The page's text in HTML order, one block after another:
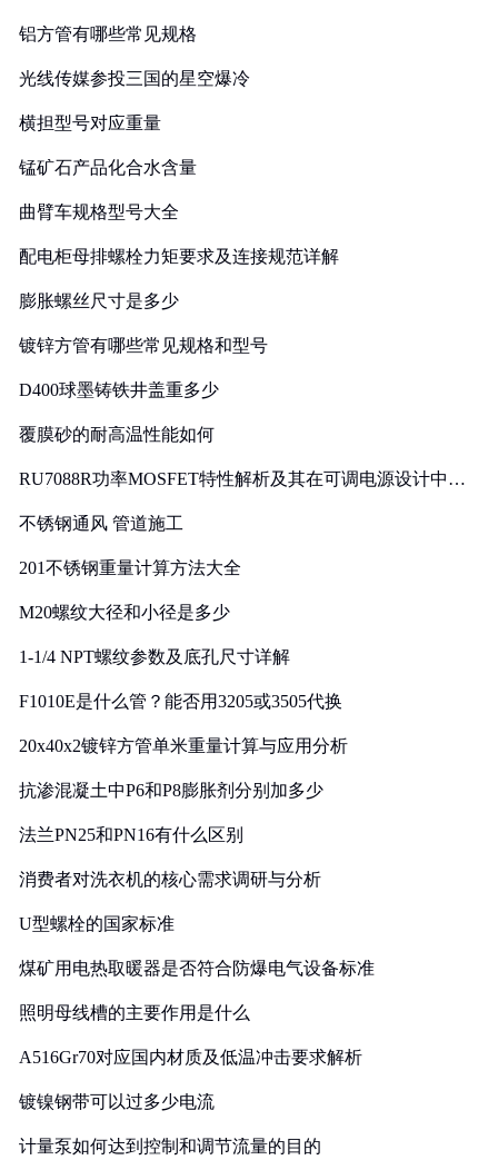
铝方管有哪些常见规格
光线传媒参投三国的星空爆冷
横担型号对应重量
锰矿石产品化合水含量
曲臂车规格型号大全
配电柜母排螺栓力矩要求及连接规范详解
膨胀螺丝尺寸是多少
镀锌方管有哪些常见规格和型号
D400球墨铸铁井盖重多少
覆膜砂的耐高温性能如何
RU7088R功率MOSFET特性解析及其在可调电源设计中的
不锈钢通风 管道施工
201不锈钢重量计算方法大全
M20螺纹大径和小径是多少
1-1/4 NPT螺纹参数及底孔尺寸详解
F1010E是什么管？能否用3205或3505代换
20x40x2镀锌方管单米重量计算与应用分析
抗渗混凝土中P6和P8膨胀剂分别加多少
法兰PN25和PN16有什么区别
消费者对洗衣机的核心需求调研与分析
U型螺栓的国家标准
煤矿用电热取暖器是否符合防爆电气设备标准
照明母线槽的主要作用是什么
A516Gr70对应国内材质及低温冲击要求解析
镀镍钢带可以过多少电流
计量泵如何达到控制和调节流量的目的